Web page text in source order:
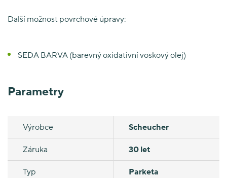
Další možnost povrchové úpravy:
SEDA BARVA (barevný oxidativní voskový olej)
Parametry
Výrobce Scheucher
Záruka 30 let
Typ Parketa